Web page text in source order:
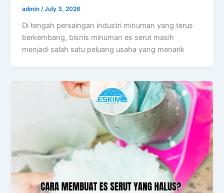
admin/July 3, 2026
Di tengah persaingan industri minuman yang terus
berkembang, bisnis minuman es serut masih
menjadi salah satu peluang usaha yang menarik